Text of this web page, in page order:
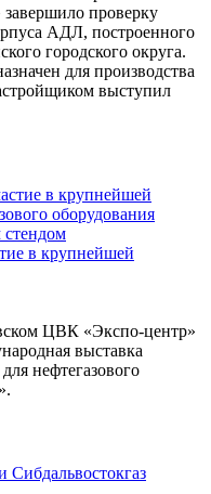
завершило проверку
АДЛ, построенного
городского округа.
для производства
выступил
в крупнейшей
ЦВК «Экспо-центр»
выставка
нефтегазового